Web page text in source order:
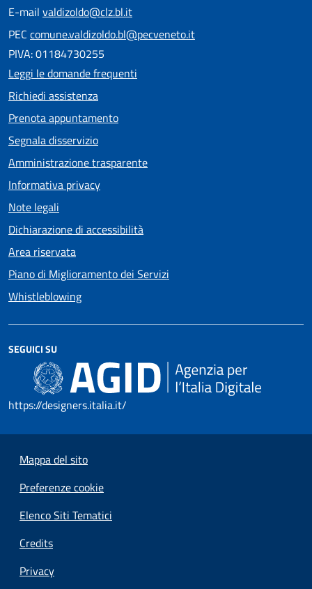
E-mail valdizoldo@clz.bl.it
PEC comune.valdizoldo.bl@pecveneto.it
PIVA: 01184730255
Leggi le domande frequenti
Richiedi assistenza
Prenota appuntamento
Segnala disservizio
Amministrazione trasparente
Informativa privacy
Note legali
Dichiarazione di accessibilità
Area riservata
Piano di Miglioramento dei Servizi
Whistleblowing
SEGUICI SU
https://designers.italia.it/
Mappa del sito
Preferenze cookie
Elenco Siti Tematici
Credits
Privacy